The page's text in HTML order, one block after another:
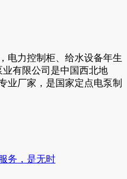
电力控制柜、给水设备年生
业有限公司是中国西北地
业厂家，是国家定点电泵制
务，是无时